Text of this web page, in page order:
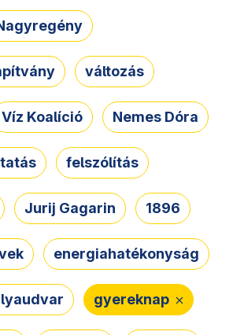
változás
Víz Koalíció Nemes Dóra
felszólítás
Jurij Gagarin 1896
energiahatékonyság
gyereknap